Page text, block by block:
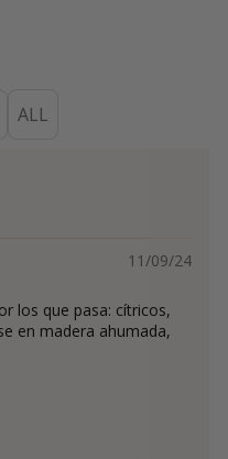
ALL
11/09/24
los que pasa: cítricos,
en madera ahumada,